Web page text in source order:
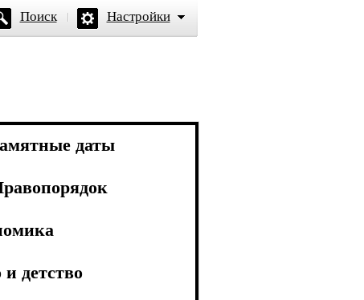
Поиск Настройки
даты
детство